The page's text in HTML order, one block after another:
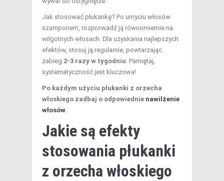
Jak stosować płukankę? Po umyciu włosów
szamponem, rozprowadź ją równomiernie na
wilgotnych włosach. Dla uzyskania najlepszych
efektów, stosuj ją regularnie, powtarzając
zabieg 2-3 razy w tygodniu. Pamiętaj,
systematyczność jest kluczowa!
Po każdym użyciu płukanki z orzecha
włoskiego zadbaj o odpowiednie nawilżenie
włosów.
Jakie są efekty
stosowania płukanki
z orzecha włoskiego